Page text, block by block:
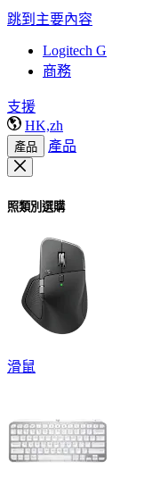
跳到主要內容
Logitech G
商務
支援
HK,zh
產品 產品
照類別選購
滑鼠